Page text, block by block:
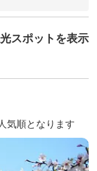
スポットを表示
気順となります